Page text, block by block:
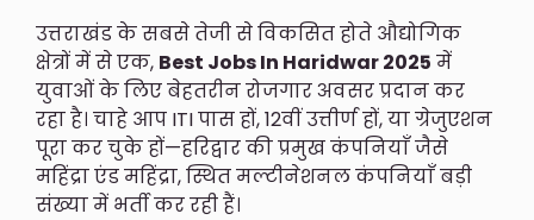
उत्तराखंड के सबसे तेजी से विकसित होते औद्योगिक
क्षेत्रों में से एक, Best Jobs In Haridwar 2025 में
युवाओं के लिए बेहतरीन रोजगार अवसर प्रदान कर
रहा है। चाहे आप ITI पास हों, 12वीं उत्तीर्ण हों, या ग्रेजुएशन
पूरा कर चुके हों—हरिद्वार की प्रमुख कंपनियाँ जैसे
महिंद्रा एंड महिंद्रा, स्थित मल्टीनेशनल कंपनियाँ बड़ी
संख्या में भर्ती कर रही हैं।